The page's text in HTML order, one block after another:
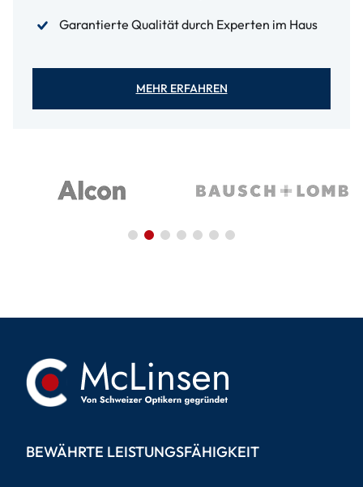
Garantierte Qualität durch Experten im Haus
MEHR ERFAHREN
BEWÄHRTE LEISTUNGSFÄHIGKEIT